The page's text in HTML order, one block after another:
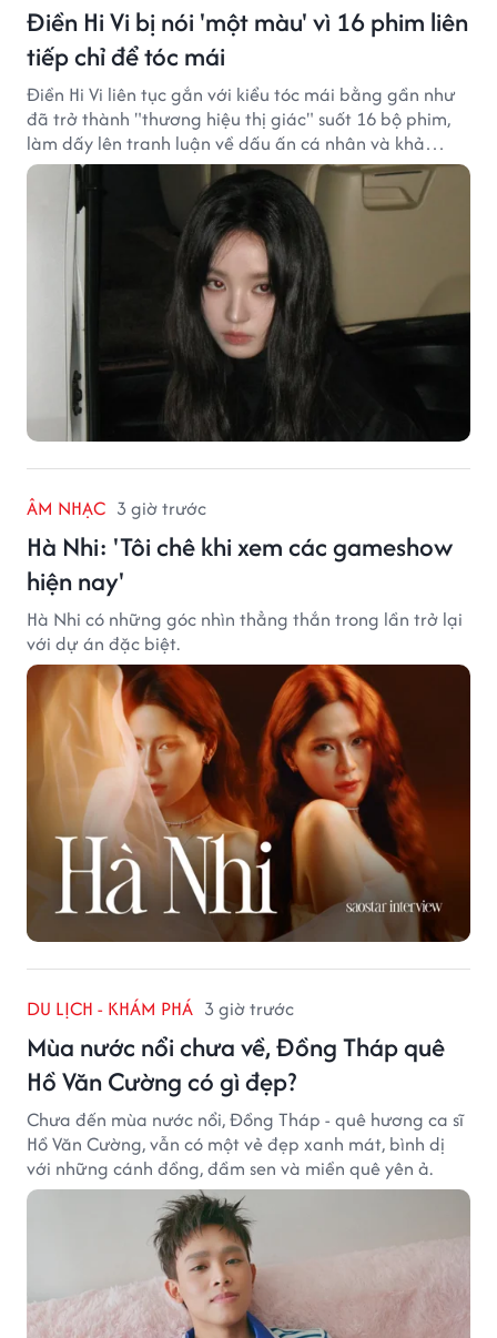
Điền Hi Vi bị nói 'một màu' vì 16 phim liên
tiếp chỉ để tóc mái
Điền Hi Vi liên tục gắn với kiểu tóc mái bằng gần như
đã trở thành "thương hiệu thị giác" suốt 16 bộ phim,
làm dấy lên tranh luận về dấu ấn cá nhân và khả
năng biến hóa trên màn ảnh.
ÂM NHẠC 3 giờ trước
Hà Nhi: 'Tôi chê khi xem các gameshow
hiện nay'
Hà Nhi có những góc nhìn thẳng thắn trong lần trở lại
với dự án đặc biệt.
DU LỊCH - KHÁM PHÁ 3 giờ trước
Mùa nước nổi chưa về, Đồng Tháp quê
Hồ Văn Cường có gì đẹp?
Chưa đến mùa nước nổi, Đồng Tháp - quê hương ca sĩ
Hồ Văn Cường, vẫn có một vẻ đẹp xanh mát, bình dị
với những cánh đồng, đầm sen và miền quê yên ả.